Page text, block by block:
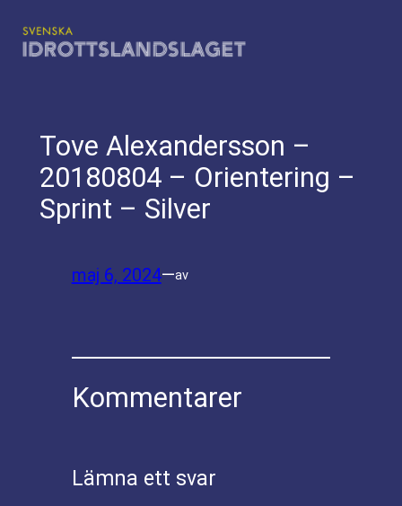
till
Tove Alexandersson –
20180804 – Orientering –
Sprint – Silver
maj 6, 2024—av
Kommentarer
Lämna ett svar